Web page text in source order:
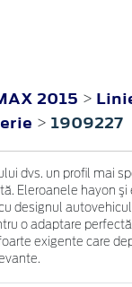
2015 >
> 1909227
dvs. un profil mai
Eleroanele hayon
designul
o adaptare
exigente care